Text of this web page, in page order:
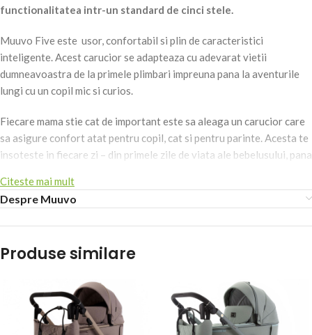
functionalitatea intr-un standard de cinci stele.
Muuvo Five este usor, confortabil si plin de caracteristici
inteligente. Acest carucior se adapteaza cu adevarat vietii
dumneavoastra de la primele plimbari impreuna pana la aventurile
lungi cu un copil mic si curios.
Fiecare mama stie cat de important este sa aleaga un carucior care
sa asigure confort atat pentru copil, cat si pentru parinte. Acesta te
insoteste in fiecare zi – din primele zile de viata ale bebelusului, pana
Muuvo Five a fost creat pentru a permite sa te bucuri de fiecare
Inaltatoare integrate – mereu la indemana
Adaptoarele inaltator pentru landou si scaunul caruciorului sunt
incorporate in cadru. Aceasta inseamna ca nu trebuie sa adaugi, sa
cauti sau sa-ti amintesti nimic. Cu o singura miscare, poti regla
inaltimea in 3 pozitii – oferindu-i micutului tau conditiile perfecte
Citeste mai mult
Despre Muuvo
Produse similare